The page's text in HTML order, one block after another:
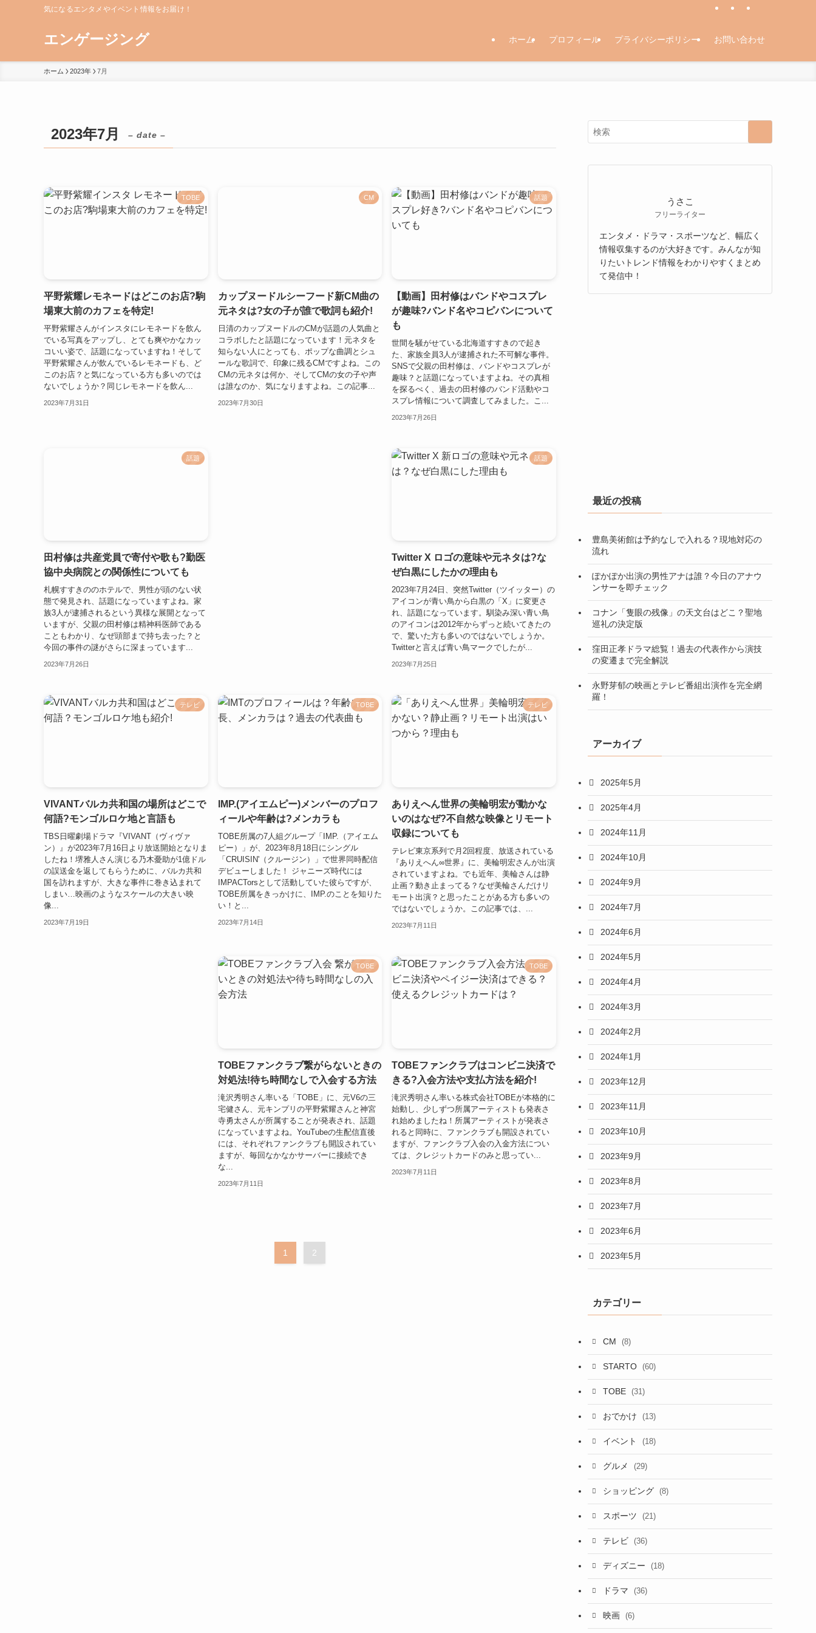
気になるエンタメやイベント情報をお届け！
エンゲージング ホーム プロフィール プライバシーポリシー お問い合わせ
ホーム 2023年 7月
2023年7月 – date –
TOBE
平野紫耀レモネードはどこのお店?駒
場東大前のカフェを特定!
平野紫耀さんがインスタにレモネードを飲ん
でいる写真をアップし、とても爽やかなカッ
コいい姿で、話題になっていますね！そして
平野紫耀さんが飲んでいるレモネードも、ど
このお店？と気になっている方も多いのでは
ないでしょうか？同じレモネードを飲ん...
2023年7月31日
CM
カップヌードルシーフード新CM曲の
元ネタは?女の子が誰で歌詞も紹介!
日清のカップヌードルのCMが話題の人気曲と
コラボしたと話題になっています！元ネタを
知らない人にとっても、ポップな曲調とシュ
ールな歌詞で、印象に残るCMですよね。この
CMの元ネタは何か、そしてCMの女の子や声
は誰なのか、気になりますよね。この記事...
2023年7月30日
話題
【動画】田村修はバンドやコスプレ
が趣味?バンド名やコピバンについて
も
世間を騒がせている北海道すすきので起き
た、家族全員3人が逮捕された不可解な事件。
SNSで父親の田村修は、バンドやコスプレが
趣味？と話題になっていますよね。その真相
を探るべく、過去の田村修のバンド活動やコ
スプレ情報について調査してみました。こ...
2023年7月26日
話題
田村修は共産党員で寄付や歌も?勤医
協中央病院との関係性についても
札幌すすきののホテルで、男性が頭のない状
態で発見され、話題になっていますよね。家
族3人が逮捕されるという異様な展開となって
いますが、父親の田村修は精神科医師である
こともわかり、なぜ頭部まで持ち去った？と
今回の事件の謎がさらに深まっています...
2023年7月26日
話題
Twitter X ロゴの意味や元ネタは?な
ぜ白黒にしたかの理由も
2023年7月24日、突然Twitter（ツイッター）の
アイコンが青い鳥から白黒の「X」に変更さ
れ、話題になっています。馴染み深い青い鳥
のアイコンは2012年からずっと続いてきたの
で、驚いた方も多いのではないでしょうか。
Twitterと言えば青い鳥マークでしたが...
2023年7月25日
テレビ
VIVANTバルカ共和国の場所はどこで
何語?モンゴルロケ地と言語も
TBS日曜劇場ドラマ『VIVANT（ヴィヴァ
ン）』が2023年7月16日より放送開始となりま
したね！堺雅人さん演じる乃木憂助が1億ドル
の誤送金を返してもらうために、バルカ共和
国を訪れますが、大きな事件に巻き込まれて
しまい…映画のようなスケールの大きい映
像...
2023年7月19日
TOBE
IMP.(アイエムピー)メンバーのプロフ
ィールや年齢は?メンカラも
TOBE所属の7人組グループ「IMP.（アイエム
ピー）」が、2023年8月18日にシングル
「CRUISIN'（クルージン）」で世界同時配信
デビューしました！ ジャニーズ時代には
IMPACTorsとして活動していた彼らですが、
TOBE所属をきっかけに、IMP.のことを知りた
い！と...
2023年7月14日
テレビ
ありえへん世界の美輪明宏が動かな
いのはなぜ?不自然な映像とリモート
収録についても
テレビ東京系列で月2回程度、放送されている
『ありえへん∞世界』に、美輪明宏さんが出演
されていますよね。でも近年、美輪さんは静
止画？動き止まってる？なぜ美輪さんだけリ
モート出演？と思ったことがある方も多いの
ではないでしょうか。この記事では、...
2023年7月11日
TOBE
TOBEファンクラブ繋がらないときの
対処法!待ち時間なしで入会する方法
滝沢秀明さん率いる「TOBE」に、元V6の三
宅健さん、元キンプリの平野紫耀さんと神宮
寺勇太さんが所属することが発表され、話題
になっていますよね。YouTubeの生配信直後
には、それぞれファンクラブも開設されてい
ますが、毎回なかなかサーバーに接続でき
な...
2023年7月11日
TOBE
TOBEファンクラブはコンビニ決済で
きる?入会方法や支払方法を紹介!
滝沢秀明さん率いる株式会社TOBEが本格的に
始動し、少しずつ所属アーティストも発表さ
れ始めましたね！所属アーティストが発表さ
れると同時に、ファンクラブも開設されてい
ますが、ファンクラブ入会の入金方法につい
ては、クレジットカードのみと思ってい...
2023年7月11日
1 2
うさこ
フリーライター
エンタメ・ドラマ・スポーツなど、幅広く
情報収集するのが大好きです。みんなが知
りたいトレンド情報をわかりやすくまとめ
て発信中！
最近の投稿
豊島美術館は予約なしで入れる？現地対応の
流れ
ぽかぽか出演の男性アナは誰？今日のアナウ
ンサーを即チェック
コナン「隻眼の残像」の天文台はどこ？聖地
巡礼の決定版
窪田正孝ドラマ総覧！過去の代表作から演技
の変遷まで完全解説
永野芽郁の映画とテレビ番組出演作を完全網
羅！
アーカイブ
2025年5月
2025年4月
2024年11月
2024年10月
2024年9月
2024年7月
2024年6月
2024年5月
2024年4月
2024年3月
2024年2月
2024年1月
2023年12月
2023年11月
2023年10月
2023年9月
2023年8月
2023年7月
2023年6月
2023年5月
カテゴリー
CM (8)
STARTO (60)
TOBE (31)
おでかけ (13)
イベント (18)
グルメ (29)
ショッピング (8)
スポーツ (21)
テレビ (36)
ディズニー (18)
ドラマ (36)
映画 (6)